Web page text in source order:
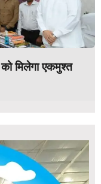
मिलेगा एकमुश्त